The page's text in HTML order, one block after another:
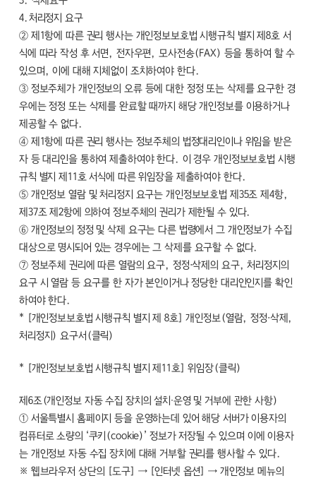
4.처리정지 요구
② 제1항에 따른 권리 행사는 개인정보보호법 시행규칙 별지 제8호 서
식에 따라 작성 후 서면, 전자우편, 모사전송(FAX) 등을 통하여 할 수
있으며, 이에 대해 지체없이 조치하여야 한다.
③ 정보주체가 개인정보의 오류 등에 대한 정정 또는 삭제를 요구한 경
우에는 정정 또는 삭제를 완료할 때까지 해당 개인정보를 이용하거나
제공할 수 없다.
④ 제1항에 따른 권리 행사는 정보주체의 법정대리인이나 위임을 받은
자 등 대리인을 통하여 제출하여야 한다. 이 경우 개인정보보호법 시행
규칙 별지 제11호 서식에 따른 위임장을 제출하여야 한다.
⑤ 개인정보 열람 및 처리정지 요구는 개인정보보호법 제35조 제4항,
제37조 제2항에 의하여 정보주체의 권리가 제한될 수 있다.
⑥ 개인정보의 정정 및 삭제 요구는 다른 법령에서 그 개인정보가 수집
대상으로 명시되어 있는 경우에는 그 삭제를 요구할 수 없다.
⑦ 정보주체 권리에 따른 열람의 요구, 정정·삭제의 요구, 처리정지의
요구 시 열람 등 요구를 한 자가 본인이거나 정당한 대리인인지를 확인
하여야 한다.
* [개인정보보호법 시행규칙 별지 제 8호] 개인정보(열람, 정정·삭제,
처리정지) 요구서(클릭)
* [개인정보보호법 시행규칙 별지 제11호] 위임장(클릭)
제6조(개인정보 자동 수집 장치의 설치∙운영 및 거부에 관한 사항)
① 서울특별시 홈페이지 등을 운영하는데 있어 해당 서버가 이용자의
컴퓨터로 소량의 ‘쿠키(cookie)’ 정보가 저장될 수 있으며 이에 이용자
는 개인정보 자동 수집 장치에 대해 거부할 권리를 행사할 수 있다.
※ 웹브라우저 상단의 [도구] → [인터넷 옵션] → 개인정보 메뉴의